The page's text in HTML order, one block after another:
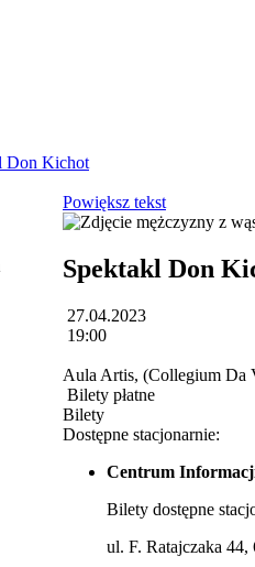
Don Kichot
Powiększ tekst
Spektakl Don
27.04.2023
19:00
Aula Artis, (Collegium Da
Bilety płatne
Bilety
Dostępne stacjonarnie:
Centrum
Bilety dostępne
ul. F. Ratajczaka 44,